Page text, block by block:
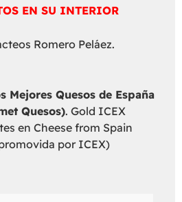
EN SU INTERIOR
Romero Peláez.
Mejores Quesos de España
Quesos). Gold ICEX
en Cheese from Spain
por ICEX)